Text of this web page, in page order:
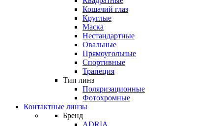
Кошачий глаз
Круглые
Маска
Нестандартные
Овальные
Прямоугольные
Спортивные
Трапеция
Тип линз
Поляризационные
Фотохромные
Контактные линзы
Бренд
ADRIA